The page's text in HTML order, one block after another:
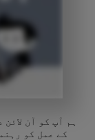
ہم آپ کو آن
کے عمل کو